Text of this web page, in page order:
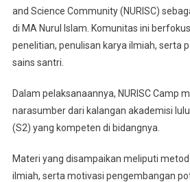
and Science Community (NURISC)
di MA Nurul Islam. Komunitas ini
penelitian, penulisan karya ilmiah, serta
sains santri.
Dalam pelaksanaannya, NURISC Camp
narasumber dari kalangan akademisi
(S2) yang kompeten di bidangnya.
Materi yang disampaikan meliputi
ilmiah, serta motivasi pengembangan